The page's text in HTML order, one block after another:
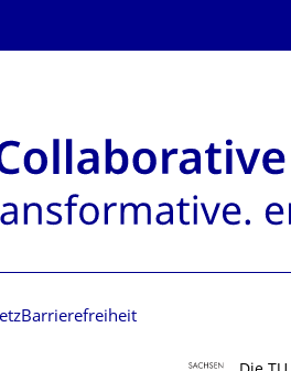
Barrierefreiheit